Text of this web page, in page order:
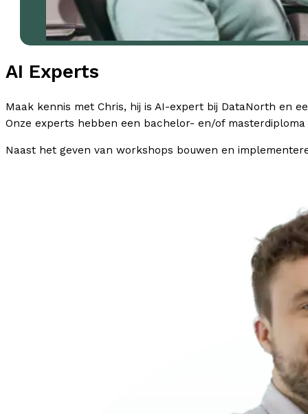
AI Experts
Maak kennis met Chris, hij is AI-expert bij DataNorth en
Onze experts hebben een bachelor- en/of masterdiploma
Naast het geven van workshops bouwen en